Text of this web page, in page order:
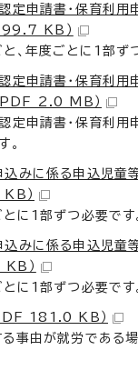
定申請書・保育利用
KB）
、年度ごとに1部ず
定申請書・保育利用
PDF 2.0 MB）
定申請書・保育利用
。
込みに係る申込児童
）
に1部ずつ必要です
込みに係る申込児童
）
に1部ずつ必要です
181.0 KB）
事由が就労である